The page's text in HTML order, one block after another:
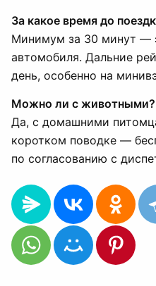
За какое время до
Минимум за 30 минут —
автомобиля. Дальние
день, особенно на
Можно ли с животными?
Да, с домашними
коротком поводке —
по согласованию с